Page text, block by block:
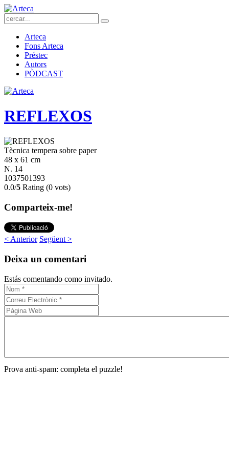
Arteca
Fons Arteca
Préstec
Autors
PÒDCAST
REFLEXOS
Tècnica tempera sobre paper
48 x 61 cm
N. 14
1037501393
0.0/5 Rating (0 vots)
Comparteix-me!
< Anterior Següent >
Deixa un comentari
Estás comentando como invitado.
Prova anti-spam: completa el puzzle!